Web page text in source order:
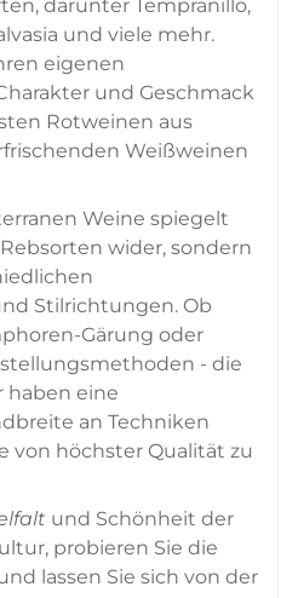
darunter Tempranillo,
und viele mehr.
eigenen
und Geschmack
Rotweinen aus
Weißweinen
Weine spiegelt
wider, sondern
Stilrichtungen. Ob
Gärung oder
- die
haben eine
an Techniken
von höchster Qualität zu
und Schönheit der
probieren Sie die
lassen Sie sich von der